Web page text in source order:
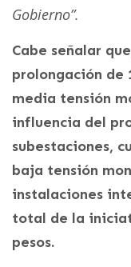
Gobierno”.
Cabe señalar
prolongación de
media tensión
influencia del
subestaciones,
baja tensión
instalaciones
total de la
pesos.